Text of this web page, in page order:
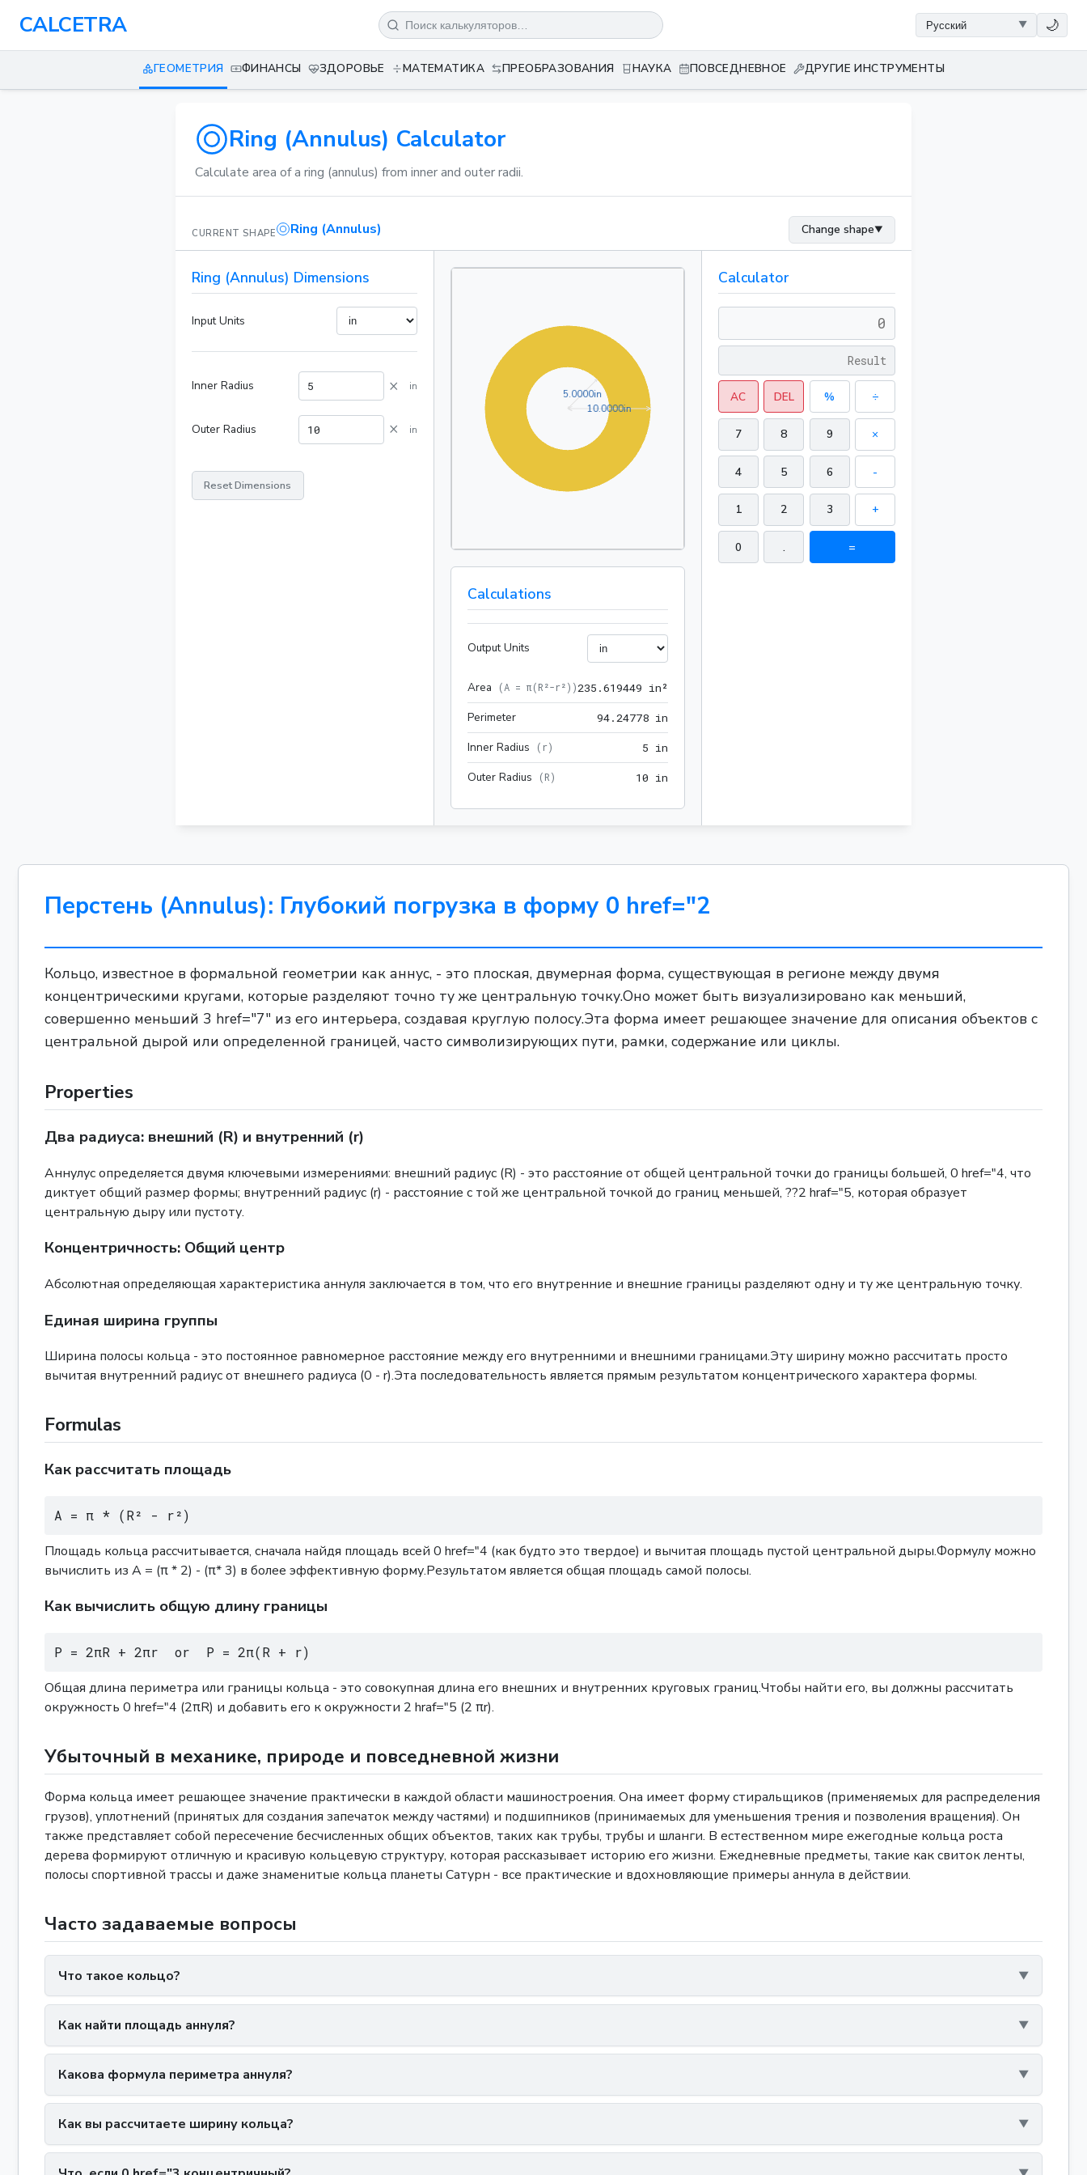
CALCETRA 🌙
ГЕОМЕТРИЯ ФИНАНСЫ ЗДОРОВЬЕ МАТЕМАТИКА ПРЕОБРАЗОВАНИЯ НАУКА ПОВСЕДНЕВНОЕ ДРУГИЕ ИНСТРУМЕНТЫ
Ring (Annulus) Calculator
Calculate area of a ring (annulus) from inner and outer radii.
CURRENT SHAPE Ring (Annulus) Change shape▼
Ring (Annulus) Dimensions
Input Units
Inner Radius × in
Outer Radius × in
Reset Dimensions
10.0000in10.0000in
5.0000in5.0000in
Calculations
Output Units
Area (A = π(R²-r²) )235 .619449 in²
Perimeter 94.24778 in
Inner Radius ( r) 5 in
Outer Radius (R) 10 in
Calculator
AC DEL % ÷
7 8 9 ×
4 5 6 -
1 2 3 +
0 . =
Перстень (Annulus): Глубокий погрузка в форму 0 href="2
Кольцо, известное в формальной геометрии как аннус, - это плоская, двумерная форма, существующая в регионе между двумя
концентрическими кругами, которые разделяют точно ту же центральную точку.Оно может быть визуализировано как меньший,
совершенно меньший 3 href="7" из его интерьера, создавая круглую полосу.Эта форма имеет решающее значение для описания объектов с
центральной дырой или определенной границей, часто символизирующих пути, рамки, содержание или циклы.
Properties
Два радиуса: внешний (R) и внутренний (r)
Аннулус определяется двумя ключевыми измерениями: внешний радиус (R) - это расстояние от общей центральной точки до границы большей, 0 href="4, что
диктует общий размер формы; внутренний радиус (r) - расстояние с той же центральной точкой до границ меньшей, ??2 hraf="5, которая образует
центральную дыру или пустоту.
Концентричность: Общий центр
Абсолютная определяющая характеристика аннуля заключается в том, что его внутренние и внешние границы разделяют одну и ту же центральную точку.
Единая ширина группы
Ширина полосы кольца - это постоянное равномерное расстояние между его внутренними и внешними границами.Эту ширину можно рассчитать просто
вычитая внутренний радиус от внешнего радиуса (0 - r).Эта последовательность является прямым результатом концентрического характера формы.
Formulas
Как рассчитать площадь
A = π * (R² - r²)
Площадь кольца рассчитывается, сначала найдя площадь всей 0 href="4 (как будто это твердое) и вычитая площадь пустой центральной дыры.Формулу можно
вычислить из A = (π * 2) - (π* 3) в более эффективную форму.Результатом является общая площадь самой полосы.
Как вычислить общую длину границы
P = 2πR + 2πr  or  P = 2π(R + r)
Общая длина периметра или границы кольца - это совокупная длина его внешних и внутренних круговых границ.Чтобы найти его, вы должны рассчитать
окружность 0 href="4 (2πR) и добавить его к окружности 2 hraf="5 (2 πr).
Убыточный в механике, природе и повседневной жизни
Форма кольца имеет решающее значение практически в каждой области машиностроения. Она имеет форму стиральщиков (применяемых для распределения
грузов), уплотнений (принятых для создания запечаток между частями) и подшипников (принимаемых для уменьшения трения и позволения вращения). Он
также представляет собой пересечение бесчисленных общих объектов, таких как трубы, трубы и шланги. В естественном мире ежегодные кольца роста
дерева формируют отличную и красивую кольцевую структуру, которая рассказывает историю его жизни. Ежедневные предметы, такие как свиток ленты,
полосы спортивной трассы и даже знаменитые кольца планеты Сатурн - все практические и вдохновляющие примеры аннула в действии.
Часто задаваемые вопросы
Что такое кольцо?
Как найти площадь аннуля?
Какова формула периметра аннуля?
Как вы рассчитаете ширину кольца?